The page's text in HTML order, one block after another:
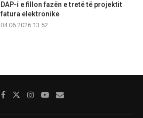
DAP-i e fillon fazën e tretë të projektit
fatura elektronike
04.06.2026 13:52